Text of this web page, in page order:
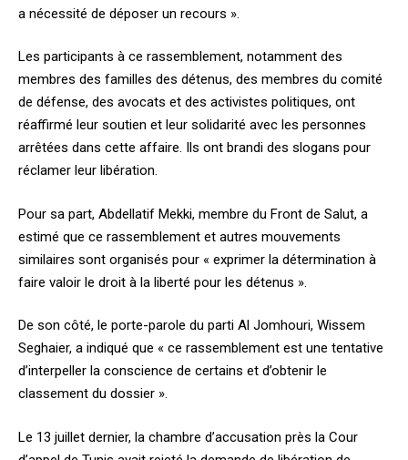
a nécessité de déposer un recours ».
Les participants à ce rassemblement, notamment des
membres des familles des détenus, des membres du comité
de défense, des avocats et des activistes politiques, ont
réaffirmé leur soutien et leur solidarité avec les personnes
arrêtées dans cette affaire. Ils ont brandi des slogans pour
réclamer leur libération.
Pour sa part, Abdellatif Mekki, membre du Front de Salut, a
estimé que ce rassemblement et autres mouvements
similaires sont organisés pour « exprimer la détermination à
faire valoir le droit à la liberté pour les détenus ».
De son côté, le porte-parole du parti Al Jomhouri, Wissem
Seghaier, a indiqué que « ce rassemblement est une tentative
d’interpeller la conscience de certains et d’obtenir le
classement du dossier ».
Le 13 juillet dernier, la chambre d’accusation près la Cour